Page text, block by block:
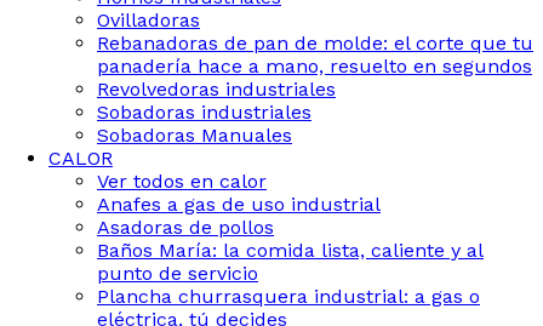
Ovilladoras
Rebanadoras de pan de molde: el corte que tu
panadería hace a mano, resuelto en segundos
Revolvedoras industriales
Sobadoras industriales
Sobadoras Manuales
CALOR
Ver todos en calor
Anafes a gas de uso industrial
Asadoras de pollos
Baños María: la comida lista, caliente y al
punto de servicio
Plancha churrasquera industrial: a gas o
eléctrica, tú decides